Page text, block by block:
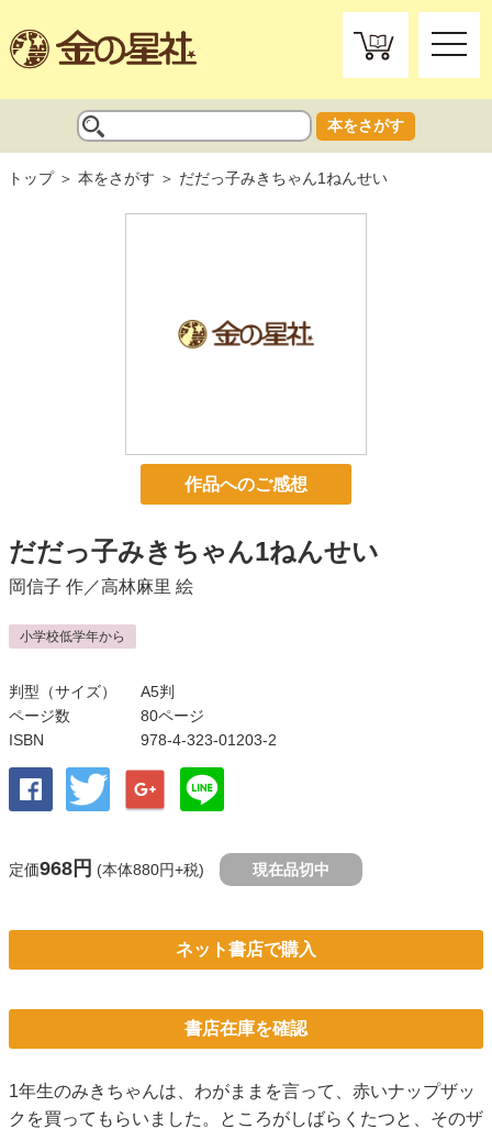
toggle
本をさがす
トップ 本をさがす だだっ子みきちゃん1ねんせい
作品へのご感想
だだっ子みきちゃん1ねんせい
岡信子 作／高林麻里 絵
小学校低学年から
判型（サイズ）
A5判
ページ数
80ページ
ISBN
978-4-323-01203-2
定価968円 (本体880円+税) 現在品切中
ネット書店で購入
書店在庫を確認
1年生のみきちゃんは、わがままを言って、赤いナップザッ
クを買ってもらいました。ところがしばらくたつと、そのザ